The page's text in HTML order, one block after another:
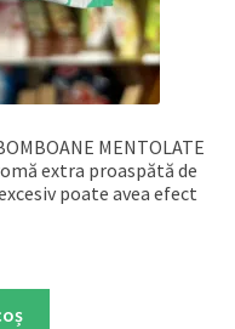
MENTOLATE
extra proaspătă de
poate avea efect